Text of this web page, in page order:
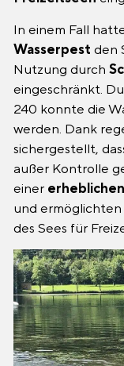
In einem Fall
Wasserpest den
Nutzung durch
eingeschränkt.
240 konnte die
werden. Dank
sichergestellt,
außer Kontrolle
einer erheblichen
und ermöglichten
des Sees für